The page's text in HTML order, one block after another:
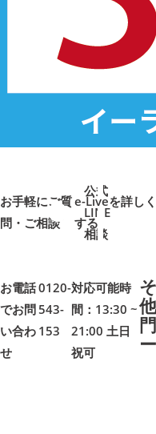
公式
LINE
相談
お手軽にご質
問・ご相談➜ ➜
e-Liveを詳し
する
お電話
でお問
い合わ
せ
0120-
543-
153
対応可能時
間：13:30 ~
21:00 土日
祝可